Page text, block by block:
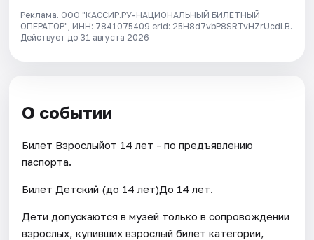
Реклама. ООО "КАССИР.РУ-НАЦИОНАЛЬНЫЙ БИЛЕТНЫЙ
ОПЕРАТОР", ИНН: 7841075409 erid: 25H8d7vbP8SRTvHZrUcdLB.
Действует до 31 августа 2026
О событии
Билет Взрослыйот 14 лет - по предъявлению
паспорта.
Билет Детский (до 14 лет)До 14 лет.
Дети допускаются в музей только в сопровождении
взрослых, купивших взрослый билет категории,